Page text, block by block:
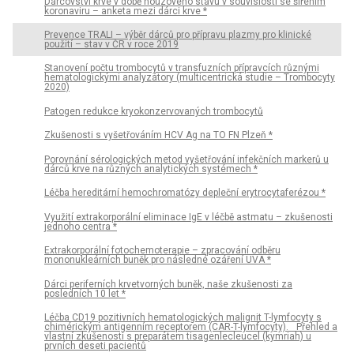
koronaviru – anketa mezi dárci krve *
Prevence TRALI – výběr dárců pro přípravu plazmy pro klinické
použití – stav v ČR v roce 2019
Stanovení počtu trombocytů v transfuzních přípravcích různými
hematologickými analyzátory (multicentrická studie – Trombocyty
2020)
Patogen redukce kryokonzervovaných trombocytů
Zkušenosti s vyšetřováním HCV Ag na TO FN Plzeň *
Porovnání sérologických metod vyšetřování infekčních markerů u
dárců krve na různých analytických systémech *
Léčba hereditární hemochromatózy depleční erytrocytaferézou *
Využití extrakorporální eliminace IgE v léčbě astmatu – zkušenosti
jednoho centra *
Extrakorporální fotochemoterapie – zpracování odběru
mononukleárních buněk pro následné ozáření UVA *
Dárci periferních krvetvorných buněk, naše zkušenosti za
posledních 10 let *
Léčba CD19 pozitivních hematologických malignit T-lymfocyty s
chimérickým antigenním receptorem (CAR-T-lymfocyty). Přehled a
vlastní zkušenosti s preparátem tisagenlecleucel (kymriah) u
prvních deseti pacientů